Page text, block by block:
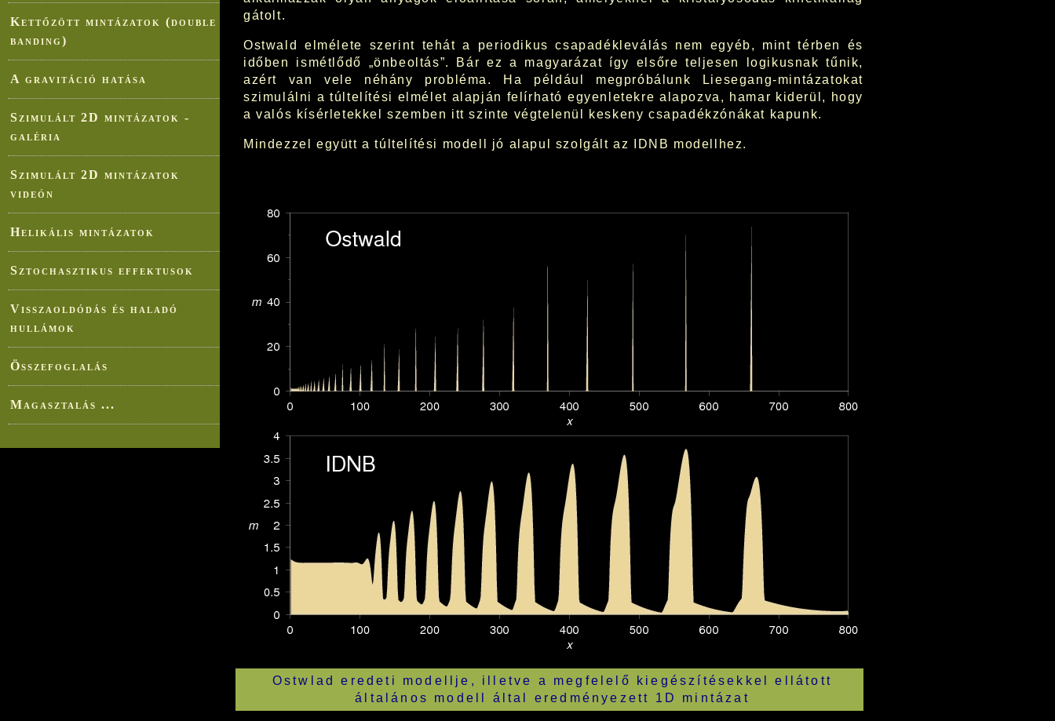
Kettőzött mintázatok (double
banding)
A gravitáció hatása
Szimulált 2D mintázatok -
galéria
Szimulált 2D mintázatok
videón
Helikális mintázatok
Sztochasztikus effektusok
Visszaoldódás és haladó
hullámok
Összefoglalás
Magasztalás ...
gátolt.
Ostwald elmélete szerint tehát a periodikus csapadékleválás nem egyéb, mint térben és
időben ismétlődő „önbeoltás”. Bár ez a magyarázat így elsőre teljesen logikusnak tűnik,
azért van vele néhány probléma. Ha például megpróbálunk Liesegang-mintázatokat
szimulálni a túltelítési elmélet alapján felírható egyenletekre alapozva, hamar kiderül, hogy
a valós kísérletekkel szemben itt szinte végtelenül keskeny csapadékzónákat kapunk.
Mindezzel együtt a túltelítési modell jó alapul szolgált az IDNB modellhez.
Ostwlad eredeti modellje, illetve a megfelelő kiegészítésekkel ellátott
általános modell által eredményezett 1D mintázat